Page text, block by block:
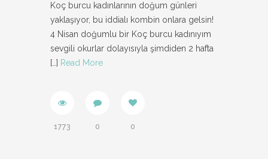
Koç burcu kadınlarının doğum günleri
yaklaşıyor, bu iddialı kombin onlara gelsin!
4 Nisan doğumlu bir Koç burcu kadınıyım
sevgili okurlar dolayısıyla şimdiden 2 hafta
[…] Read More
1773 0 0